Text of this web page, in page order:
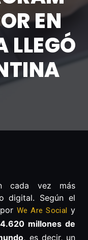
EN
LLEGÓ
cada vez más
digital. Según el
We Are Social y
4.620 millones de
, es decir, un